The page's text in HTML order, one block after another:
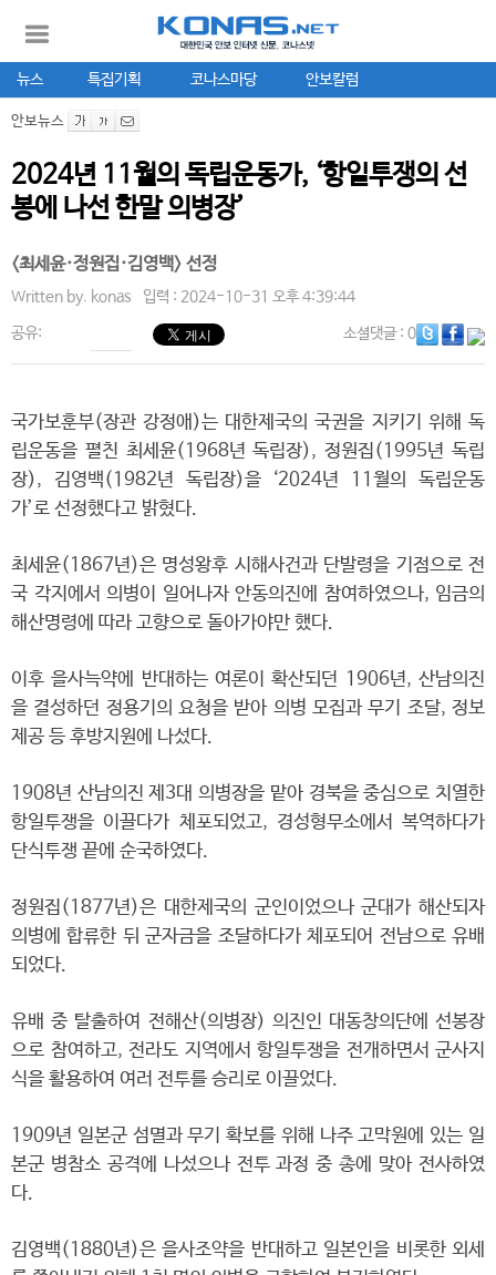
뉴스 특집기획 코나스마당 안보칼럼
안보뉴스
2024년 11월의 독립운동가, ‘항일투쟁의 선
봉에 나선 한말 의병장’
<최세윤·정원집·김영백> 선정
Written by. konas 입력 : 2024-10-31 오후 4:39:44
공유: 소셜댓글: 0
국가보훈부(장관 강정애)는 대한제국의 국권을 지키기 위해 독
립운동을 펼친 최세윤(1968년 독립장), 정원집(1995년 독립
장), 김영백(1982년 독립장)을 ‘2024년 11월의 독립운동
가’로 선정했다고 밝혔다.
최세윤(1867년)은 명성왕후 시해사건과 단발령을 기점으로 전
국 각지에서 의병이 일어나자 안동의진에 참여하였으나, 임금의
해산명령에 따라 고향으로 돌아가야만 했다.
이후 을사늑약에 반대하는 여론이 확산되던 1906년, 산남의진
을 결성하던 정용기의 요청을 받아 의병 모집과 무기 조달, 정보
제공 등 후방지원에 나섰다.
1908년 산남의진 제3대 의병장을 맡아 경북을 중심으로 치열한
항일투쟁을 이끌다가 체포되었고, 경성형무소에서 복역하다가
단식투쟁 끝에 순국하였다.
정원집(1877년)은 대한제국의 군인이었으나 군대가 해산되자
의병에 합류한 뒤 군자금을 조달하다가 체포되어 전남으로 유배
되었다.
유배 중 탈출하여 전해산(의병장) 의진인 대동창의단에 선봉장
으로 참여하고, 전라도 지역에서 항일투쟁을 전개하면서 군사지
식을 활용하여 여러 전투를 승리로 이끌었다.
1909년 일본군 섬멸과 무기 확보를 위해 나주 고막원에 있는 일
본군 병참소 공격에 나섰으나 전투 과정 중 총에 맞아 전사하였
다.
김영백(1880년)은 을사조약을 반대하고 일본인을 비롯한 외세